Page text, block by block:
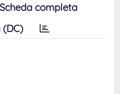
Scheda completa